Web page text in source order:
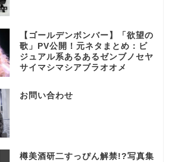
【ゴールデンボンバー】「欲望の
歌」PV公開！元ネタまとめ：ビ
ジュアル系あるあるゼンブノセヤ
サイマシマシアブラオオメ
お問い合わせ
樽美酒研二すっぴん解禁!?写真集